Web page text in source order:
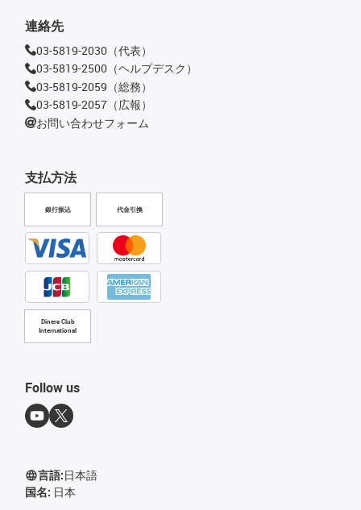
支払方法
銀行振込 代金引換
Diners Club
International
連絡先
03-5819-2030（代表）
03-5819-2500（ヘルプデスク）
03-5819-2059（総務）
03-5819-2057（広報）
お問い合わせフォーム
Follow us
言語:日本語
国名: 日本